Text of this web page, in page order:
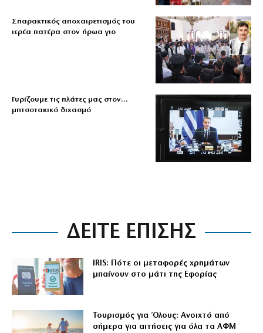
Σπαρακτικός αποχαιρετισμός του
ιερέα πατέρα στον ήρωα γιο
Γυρίζουμε τις πλάτες μας στον…
μητσοτακικό διχασμό
ΔΕΙΤΕ ΕΠΙΣΗΣ
IRIS: Πότε οι μεταφορές χρημάτων
μπαίνουν στο μάτι της Εφορίας
Τουρισμός για Όλους: Ανοιχτό από
σήμερα για αιτήσεις για όλα τα ΑΦΜ